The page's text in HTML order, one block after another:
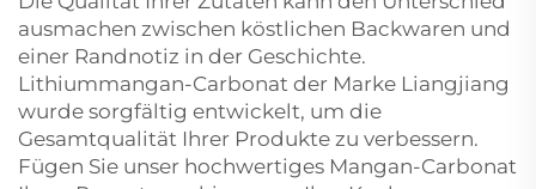
ausmachen zwischen köstlichen Backwaren und
einer Randnotiz in der Geschichte.
Lithiummangan-Carbonat der Marke Liangjiang
wurde sorgfältig entwickelt, um die
Gesamtqualität Ihrer Produkte zu verbessern.
Fügen Sie unser hochwertiges Mangan-Carbonat